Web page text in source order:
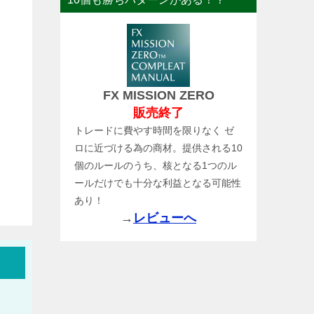
FX MISSION ZERO
販売終了
トレードに費やす時間を限りなく ゼ
ロに近づける為の商材。提供される10
個のルールのうち、核となる1つのル
ールだけでも十分な利益となる可能性
あり！
→ レビューへ